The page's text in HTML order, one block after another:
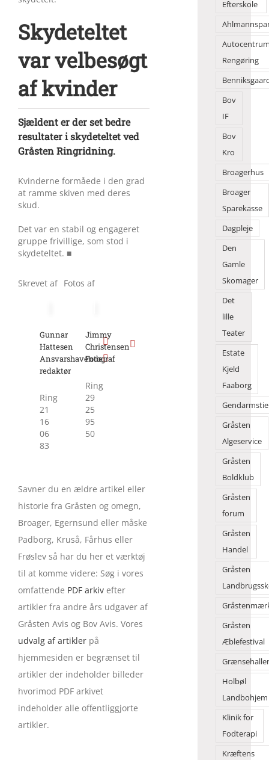
Skydeteltet
var velbesøgt
af kvinder
Sjældent er der set bedre
resultater i skydeteltet ved
Gråsten Ringridning.
Kvinderne formåede i den grad
at ramme skiven med deres
skud.
Det var en stabil og engageret
gruppe frivillige, som stod i
skydeteltet. ■
Skrevet af
Gunnar
Hattesen
Ansvarshavende
redaktør
Ring
21
16
06
83
Fotos af
Jimmy
Christensen
Fotograf
Ring
29
25
95
50
Savner du en ældre artikel eller
historie fra Gråsten og omegn,
Broager, Egernsund eller måske
Padborg, Kruså, Fårhus eller
Frøslev så har du her et værktøj
til at komme videre: Søg i vores
omfattende PDF arkiv efter
artikler fra andre års udgaver af
Gråsten Avis og Bov Avis. Vores
udvalg af artiklerpå
hjemmesiden er begrænset til
artikler der indeholder billeder
hvorimod PDF arkivet
indeholder alle offentliggjorte
artikler.
Efterskole
Rengøring
Bov
IF
Bov
Kro
Broagerhus
Broager
Sparekasse
Dagpleje
Den
Gamle
Skomager
Det
lille
Teater
Estate
Kjeld
Faaborg
Gråsten
Algeservice
Gråsten
Boldklub
Gråsten
forum
Gråsten
Handel
Gråsten
Gråsten
Æblefestival
Holbøl
Landbohjem
Klinik for
Fodterapi
Kræftens